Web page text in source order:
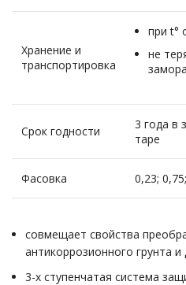
Хранение и
транспортировка
при t°
не
Срок годности
3 года в
таре
Фасовка 0,23;
совмещает свойства
антикоррозионного грунта
3-х ступенчатая система